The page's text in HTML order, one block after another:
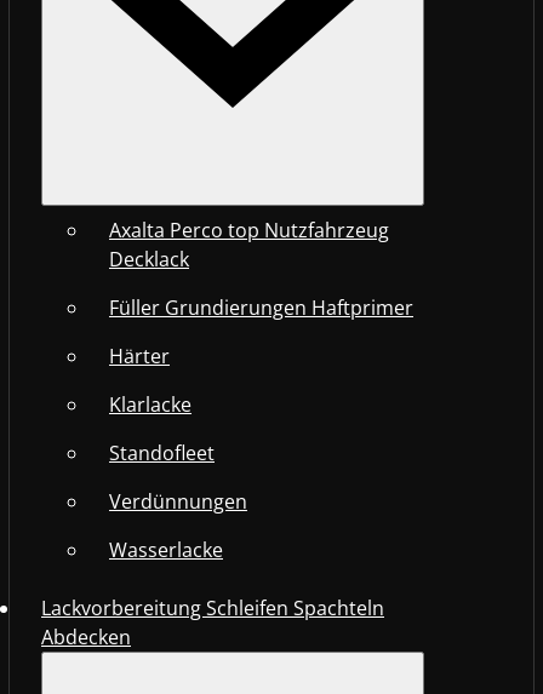
Axalta Perco top Nutzfahrzeug
Decklack
Füller Grundierungen Haftprimer
Härter
Klarlacke
Standofleet
Verdünnungen
Wasserlacke
Lackvorbereitung Schleifen Spachteln
Abdecken